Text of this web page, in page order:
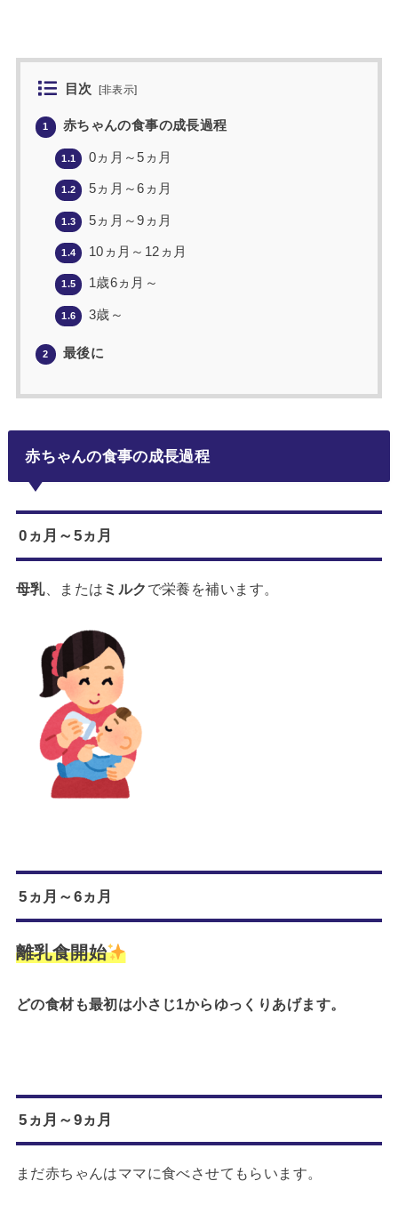
目次 [非表示]
1 赤ちゃんの食事の成長過程
1.1 0ヵ月～5ヵ月
1.2 5ヵ月～6ヵ月
1.3 5ヵ月～9ヵ月
1.4 10ヵ月～12ヵ月
1.5 1歳6ヵ月～
1.6 3歳～
2 最後に
赤ちゃんの食事の成長過程
0ヵ月～5ヵ月
母乳、または ミルク で栄養を補います。
5ヵ月～6ヵ月
離乳食開始
どの食材も最初は小さじ1からゆっくりあげます。
5ヵ月～9ヵ月
まだ赤ちゃんはママに食べさせてもらいます。